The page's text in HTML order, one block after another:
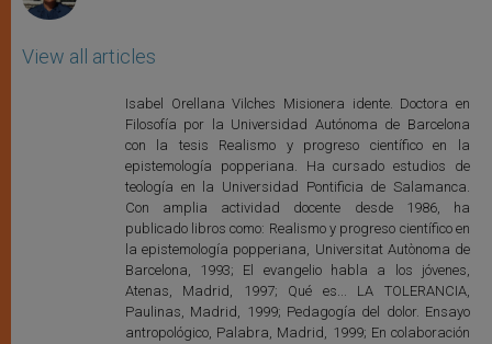
View all articles
Isabel Orellana Vilches Misionera idente. Doctora en
Filosofía por la Universidad Autónoma de Barcelona
con la tesis Realismo y progreso científico en la
epistemología popperiana. Ha cursado estudios de
teología en la Universidad Pontificia de Salamanca.
Con amplia actividad docente desde 1986, ha
publicado libros como: Realismo y progreso científico en
la epistemología popperiana, Universitat Autònoma de
Barcelona, 1993; El evangelio habla a los jóvenes,
Atenas, Madrid, 1997; Qué es... LA TOLERANCIA,
Paulinas, Madrid, 1999; Pedagogía del dolor. Ensayo
antropológico, Palabra, Madrid, 1999; En colaboración